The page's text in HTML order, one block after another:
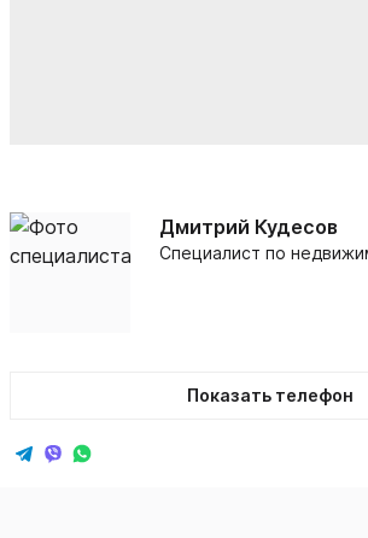
Дмитрий Кудесов
Специалист по
Показать телефон